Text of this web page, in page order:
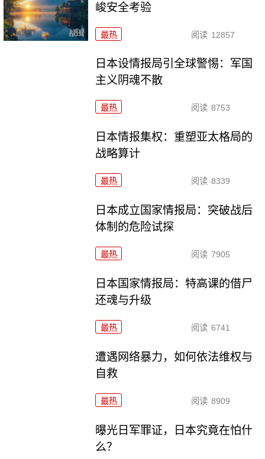
峻安全考验
最热 阅读 12857
日本设情报局引全球警惕：军国
主义阴魂不散
最热 阅读 8753
日本情报集权：重塑亚太格局的
战略算计
最热 阅读 8339
日本成立国家情报局：突破战后
体制的危险试探
最热 阅读 7905
日本国家情报局：特高课的借尸
还魂与升级
最热 阅读 6741
遭遇网络暴力，如何依法维权与
自救
最热 阅读 8909
曝光日军罪证，日本究竟在怕什
么？